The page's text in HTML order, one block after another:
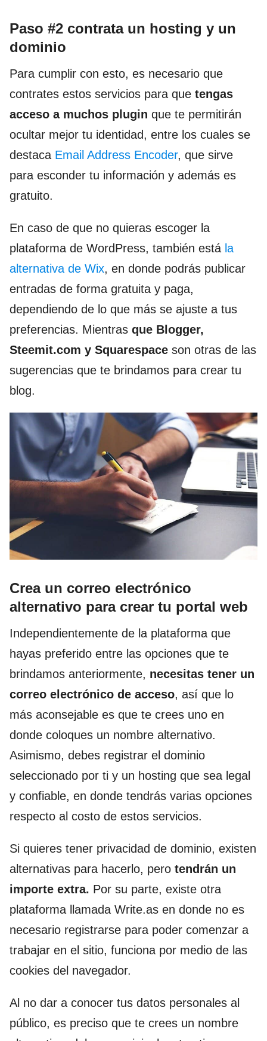
Paso #2 contrata un hosting y un
dominio
Para cumplir con esto, es necesario que
contrates estos servicios para que tengas
acceso a muchos plugin que te permitirán
ocultar mejor tu identidad, entre los cuales se
destaca Email Address Encoder, que sirve
para esconder tu información y además es
gratuito.
En caso de que no quieras escoger la
plataforma de WordPress, también está la
alternativa de Wix, en donde podrás publicar
entradas de forma gratuita y paga,
dependiendo de lo que más se ajuste a tus
preferencias. Mientras que Blogger,
Steemit.com y Squarespace son otras de las
sugerencias que te brindamos para crear tu
blog.
Crea un correo electrónico
alternativo para crear tu portal web
Independientemente de la plataforma que
hayas preferido entre las opciones que te
brindamos anteriormente, necesitas tener un
correo electrónico de acceso, así que lo
más aconsejable es que te crees uno en
donde coloques un nombre alternativo.
Asimismo, debes registrar el dominio
seleccionado por ti y un hosting que sea legal
y confiable, en donde tendrás varias opciones
respecto al costo de estos servicios.
Si quieres tener privacidad de dominio, existen
alternativas para hacerlo, pero tendrán un
importe extra. Por su parte, existe otra
plataforma llamada Write.as en donde no es
necesario registrarse para poder comenzar a
trabajar en el sitio, funciona por medio de las
cookies del navegador.
Al no dar a conocer tus datos personales al
público, es preciso que te crees un nombre